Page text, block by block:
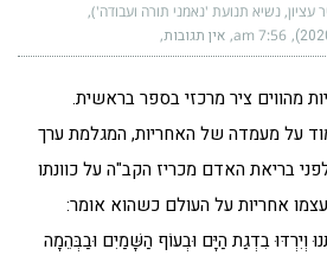
עציון, נשיא תנועת 'נאמני תורה ועבודה')
7:56 am אין תגובות
מהווים ציר מרכזי בספר בראשית.
על מעמדה של האחריות, המגלמת ערך
בריאת האדם מכריז הקב"ה על כוונתו
אחריות על העולם כשהוא אומר:
וְיִרְדּוּ בִדְגַת הַיָּם וּבְעוֹף הַשָּׁמַיִם וּבַבְּהֵמָה